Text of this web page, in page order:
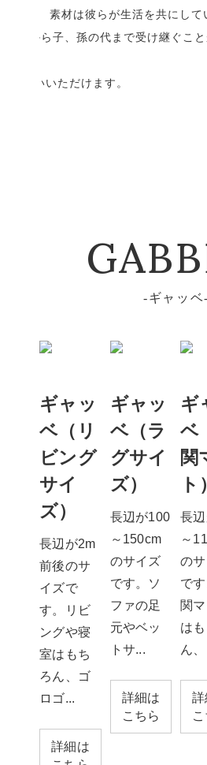
せん。 素材は彼らが生活を共にして
親から子、孫の代まで受け継ぐこと
お使いいただけます。
ギャッベ
ギャッ
ベ（リ
ビング
サイ
ズ）
長辺が2m
前後のサ
イズで
す。リビ
ングや寝
室はもち
ろん、ゴ
ロゴ...
詳細は
ギャッ
ベ（ラ
グサイ
ズ）
長辺が100
～150cm
のサイズ
です。ソ
ファの足
元やベッ
トサ...
詳細は
こちら
ギ
ベ
関
ト）
長
～
の
で
関
は
ん
詳